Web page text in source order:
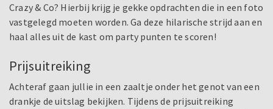
Crazy & Co? Hierbij krijg je gekke opdrachten die in een foto
vastgelegd moeten worden. Ga deze hilarische strijd aan en
haal alles uit de kast om party punten te scoren!
Prijsuitreiking
Achteraf gaan jullie in een zaaltje onder het genot van een
drankje de uitslag bekijken. Tijdens de prijsuitreiking